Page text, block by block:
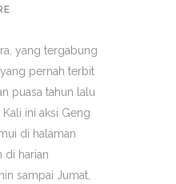
yang tergabung
pernah terbit
puasa tahun lalu
ini aksi Geng
di halaman
di harian
sampai Jumat,